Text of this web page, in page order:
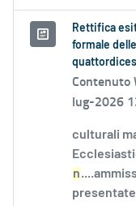
Rettifica
formale
Contenuto
lug-2026
culturali
n